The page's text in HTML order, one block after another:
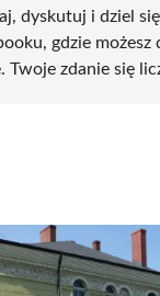
dyskutuj i dziel się
gdzie
Twoje zdanie się